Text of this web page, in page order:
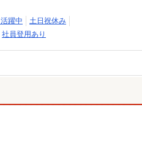
躍中
土日祝休み
社員登用あり